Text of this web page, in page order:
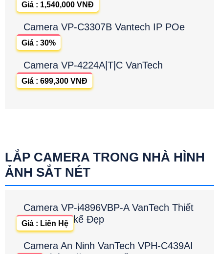
Giá : 1,540,000 VNĐ
Camera VP-C3307B Vantech IP POe
Giá : 30%
Camera VP-4224A|T|C VanTech
Giá : 699,300 VNĐ
LẮP CAMERA TRONG NHÀ HÌNH
ẢNH SẮT NÉT
Camera VP-i4896VBP-A VanTech Thiết
kế Đẹp
Giá : Liên Hệ
Camera An Ninh VanTech VPH-C439AI